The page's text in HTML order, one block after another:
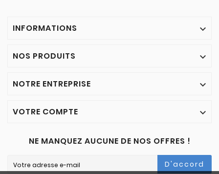
INFORMATIONS 
NOS PRODUITS 
NOTRE ENTREPRISE 
VOTRE COMPTE 
NE MANQUEZ AUCUNE DE NOS OFFRES !
D'accord